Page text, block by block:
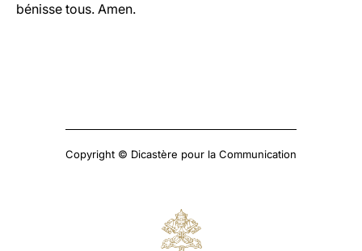
bénisse tous. Amen.
Copyright © Dicastère pour la Communication